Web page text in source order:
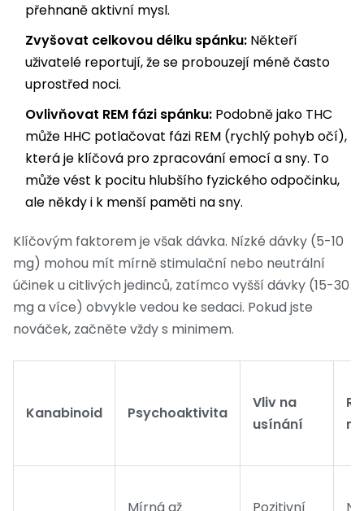
přehnaně aktivní mysl.
Zvyšovat celkovou délku spánku: Někteří
uživatelé reportují, že se probouzejí méně často
uprostřed noci.
Ovlivňovat REM fázi spánku: Podobně jako THC
může HHC potlačovat fázi REM (rychlý pohyb očí),
která je klíčová pro zpracování emocí a sny. To
může vést k pocitu hlubšího fyzického odpočinku,
ale někdy i k menší paměti na sny.
Klíčovým faktorem je však dávka. Nízké dávky (5-10
mg) mohou mít mírně stimulační nebo neutrální
účinek u citlivých jedinců, zatímco vyšší dávky (15-30
mg a více) obvykle vedou ke sedaci. Pokud jste
nováček, začněte vždy s minimem.
Kanabinoid Psychoaktivita
Vliv na
usínání